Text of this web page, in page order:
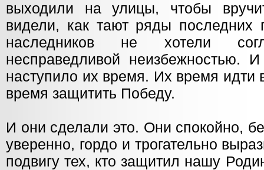
выходили на улицы, чтобы
видели, как тают ряды последних
наследников не хотели
несправедливой неизбежностью.
наступило их время. Их время идти
время защитить Победу.
И они сделали это. Они спокойно,
уверенно, гордо и трогательно
подвигу тех, кто защитил нашу